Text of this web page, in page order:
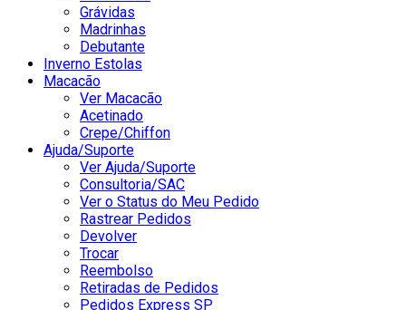
Grávidas
Madrinhas
Debutante
Inverno Estolas
Macacão
Ver Macacão
Acetinado
Crepe/Chiffon
Ajuda/Suporte
Ver Ajuda/Suporte
Consultoria/SAC
Ver o Status do Meu Pedido
Rastrear Pedidos
Devolver
Trocar
Reembolso
Retiradas de Pedidos
Pedidos Express SP